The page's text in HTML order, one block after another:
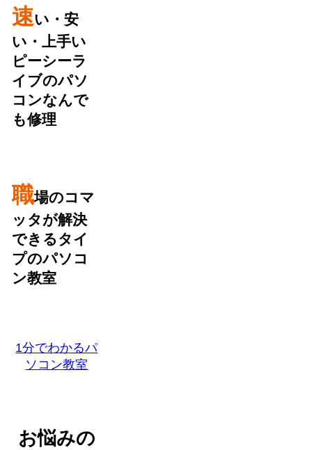
速い・安
い・上手い
ピーシーラ
イブのパソ
コンなんで
も修理
職場のコマ
ッタが解決
できるタイ
プのパソコ
ン教室
1分でわかるパ
ソコン教室
お悩みの